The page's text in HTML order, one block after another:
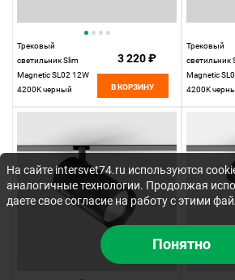
Трековый
светильник Slim
Magnetic SL02 12W
4200K черный
3 220 ₽
В КОРЗИНУ
Трековый
светильник
Magnetic
4200K
На сайте intersvet74.ru используются
аналогичные технологии. Продолжая
даете свое согласие на работу с этими
Понятно